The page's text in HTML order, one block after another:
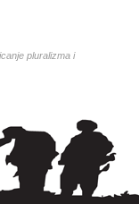
pluralizma i